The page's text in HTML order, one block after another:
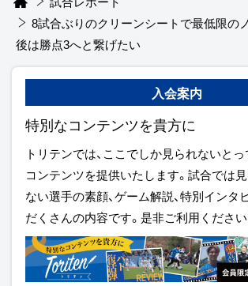
8試合ぶりのクリーンシートで最低限の
後は勝点3へと繋げたい
入会案内
特別なコンテンツを貴方に
トリテンでは、ここでしか見られないと
コンテンツを提供いたします。試合では
ない選手の素顔、ゲーム解説、特別インタ
だくさんの内容です。是非ご利用ください